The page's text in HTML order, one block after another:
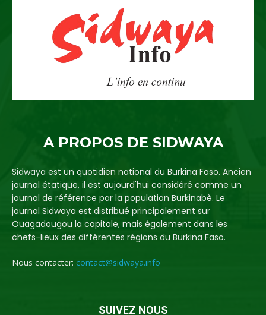
A PROPOS DE SIDWAYA
Sidwaya est un quotidien national du Burkina Faso. Ancien
journal étatique, il est aujourd'hui considéré comme un
journal de référence par la population Burkinabè. Le
journal Sidwaya est distribué principalement sur
Ouagadougou la capitale, mais également dans les
chefs-lieux des différentes régions du Burkina Faso.
Nous contacter: contact@sidwaya.info
SUIVEZ NOUS